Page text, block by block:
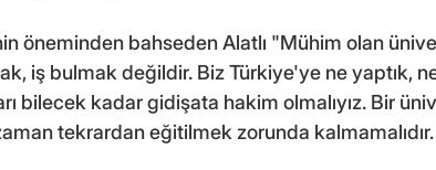
öneminden bahseden Alatlı "Mühim olan
iş bulmak değildir. Biz Türkiye'ye ne yaptık,
bilecek kadar gidişata hakim olmalıyız. Bir
tekrardan eğitilmek zorunda